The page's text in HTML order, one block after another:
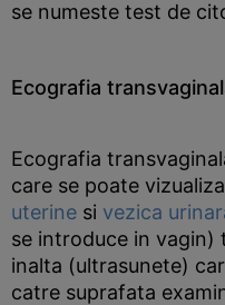
se numeste test de
Ecografia
Ecografia
care se poate
uterine si vezica
se introduce in vagin)
inalta (ultrasunete)
catre suprafata